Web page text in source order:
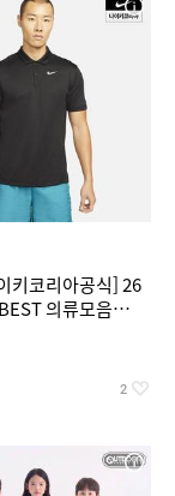
키코리아공식] 26
의류모음
2